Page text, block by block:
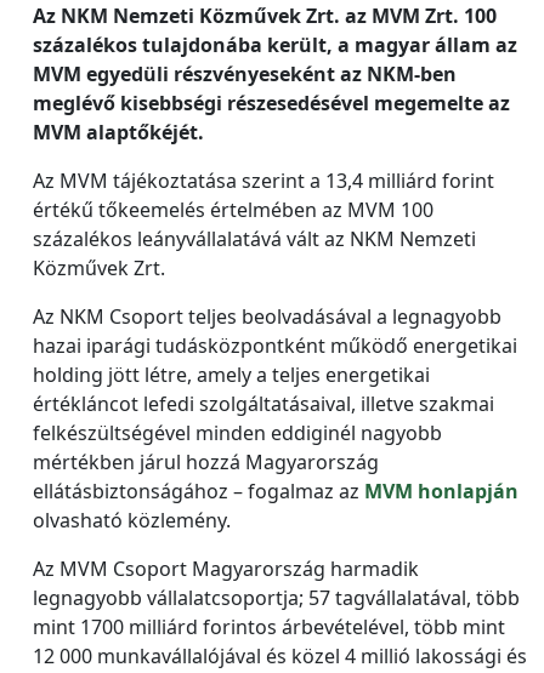
Az NKM Nemzeti Közművek Zrt. az MVM Zrt. 100
százalékos tulajdonába került, a magyar állam az
MVM egyedüli részvényeseként az NKM-ben
meglévő kisebbségi részesedésével megemelte az
MVM alaptőkéjét.
Az MVM tájékoztatása szerint a 13,4 milliárd forint
értékű tőkeemelés értelmében az MVM 100
százalékos leányvállalatává vált az NKM Nemzeti
Közművek Zrt.
Az NKM Csoport teljes beolvadásával a legnagyobb
hazai iparági tudásközpontként működő energetikai
holding jött létre, amely a teljes energetikai
értékláncot lefedi szolgáltatásaival, illetve szakmai
felkészültségével minden eddiginél nagyobb
mértékben járul hozzá Magyarország
ellátásbiztonságához – fogalmaz az MVM honlapján
olvasható közlemény.
Az MVM Csoport Magyarország harmadik
legnagyobb vállalatcsoportja; 57 tagvállalatával, több
mint 1700 milliárd forintos árbevételével, több mint
12 000 munkavállalójával és közel 4 millió lakossági és